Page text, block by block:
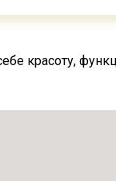
красоту,